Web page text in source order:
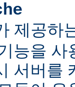
제공하
능을 사
서버를